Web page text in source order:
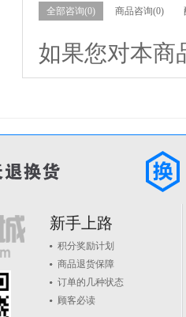
全部咨询(0) 商品咨询(0)
如果您对本商
新手上路
积分奖励计划
商品退货保障
订单的几种状态
顾客必读